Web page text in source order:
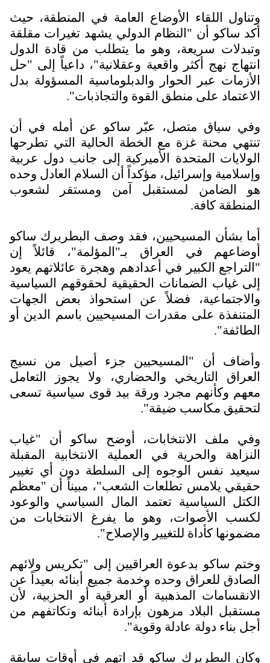
وتناول اللقاء الأوضاع العامة في المنطقة، حيث
أكد ساكو أن "النظام الدولي يشهد تغيرات مقلقة
وتبدلات سريعة، وهو ما يتطلب من قادة الدول
انتهاج نهج أكثر واقعية وعقلانية"، داعياً إلى "حل
الأزمات عبر الحوار والدبلوماسية المسؤولة بدل
الاعتماد على منطق القوة والتجاذبات".
وفي سياق متصل، عبّر ساكو عن أمله في أن
تنتهي محنة غزة مع الخطة الحالية التي تطرحها
الولايات المتحدة الأميركية إلى جانب دول عربية
وإسلامية وإسرائيل، مؤكداً أن السلام العادل وحده
هو الضامن لمستقبل آمن ومستقر لشعوب
المنطقة كافة.
أما بشأن المسيحيين، فقد وصف البطريرك ساكو
أوضاعهم في العراق بـ"المؤلمة"، قائلاً إن
"التراجع الكبير في أعدادهم وهجرة عائلاتهم يعود
إلى غياب الضمانات الحقيقية لحقوقهم السياسية
والاجتماعية، فضلاً عن استحواذ بعض الجهات
المتنفذة على مقدرات المسيحيين باسم الدين أو
الطائفة".
وأضاف أن "المسيحيين جزء أصيل من نسيج
العراق التاريخي والحضاري، ولا يجوز التعامل
معهم وكأنهم مجرد ورقة بيد قوى سياسية تسعى
لتحقيق مكاسب ضيقة".
وفي ملف الانتخابات، أوضح ساكو أن "غياب
النزاهة والحرية في العملية الانتخابية المقبلة
سيعيد نفس الوجوه إلى السلطة دون أي تغيير
حقيقي يلامس تطلعات الشعب"، مبيناً أن "معظم
الكتل السياسية تعتمد المال السياسي والوعود
لكسب الأصوات، وهو ما يفرغ الانتخابات من
مضمونها كأداة للتغيير والإصلاح".
وختم ساكو بدعوة العراقيين إلى "تكريس ولائهم
الصادق للعراق وحده وخدمة جميع أبنائه بعيداً عن
الانقسامات المذهبية أو العرقية أو الحزبية، لأن
مستقبل البلاد مرهون بإرادة أبنائه وتكاتفهم من
أجل بناء دولة عادلة وقوية".
وكان البطريرك ساكو قد اتهم في أوقات سابقة